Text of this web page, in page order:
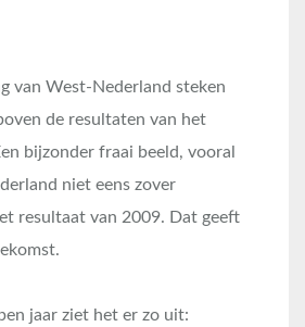
van West-Nederland steken
de resultaten van het
bijzonder fraai beeld, vooral
niet eens zover
resultaat van 2009. Dat geeft
jaar ziet het er zo uit: